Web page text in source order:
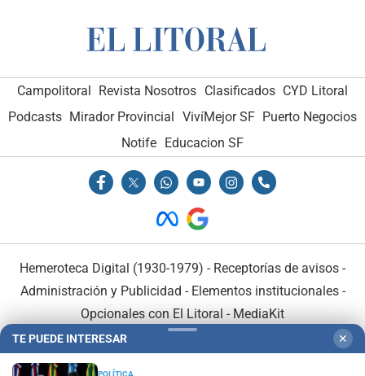
Campolitoral Revista Nosotros Clasificados CYD Litoral
Podcasts Mirador Provincial VivíMejor SF Puerto Negocios
Notife Educacion SF
Hemeroteca Digital (1930-1979) - Receptorías de avisos -
Administración y Publicidad - Elementos institucionales-
Opcionales con El Litoral - MediaKit
TE PUEDE INTERESAR ✕
POLÍTICA